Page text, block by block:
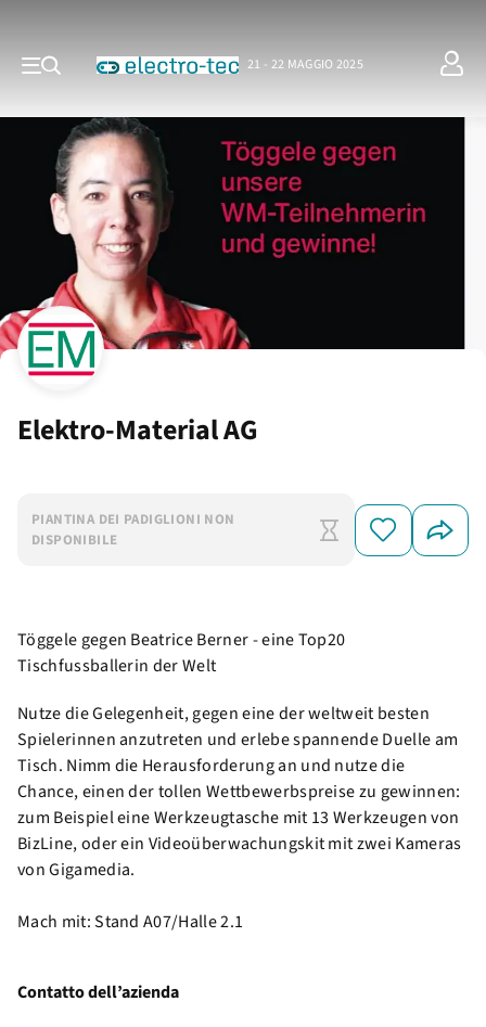
21 - 22 MAGGIO 2025
Elektro-Material AG
PIANTINA DEI PADIGLIONI NON
DISPONIBILE
Töggele gegen Beatrice Berner - eine Top20
Tischfussballerin der Welt
Nutze die Gelegenheit, gegen eine der weltweit besten
Spielerinnen anzutreten und erlebe spannende Duelle am
Tisch. Nimm die Herausforderung an und nutze die
Chance, einen der tollen Wettbewerbspreise zu gewinnen:
zum Beispiel eine Werkzeugtasche mit 13 Werkzeugen von
BizLine, oder ein Videoüberwachungskit mit zwei Kameras
von Gigamedia.
Mach mit: Stand A07/Halle 2.1
Contatto dell’azienda